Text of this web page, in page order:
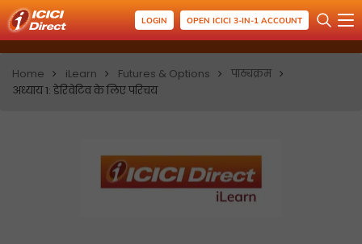
LOGIN OPEN ICICI 3-IN-1 ACCOUNT
Home iLearn Futures & Options
पाठ्यक्रम
अध्याय 1: डेरिवेटिव के लिए परिचय